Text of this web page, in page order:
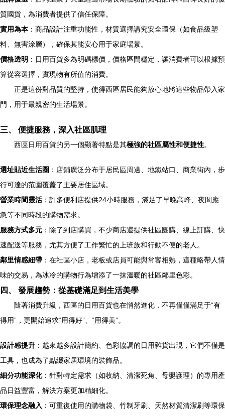
質國貨，為消費者提供了信任保障。
實用為本：商品設計注重功能性，材質選擇講究安全環保（如食品級塑
料、無害涂層），確保其能安心用于家庭場景。
價格透明 ：日用百貨多為明碼標價，價格區間穩定，讓消費者可以根據預
算從容選擇，實現物有所值的消費。
正是這份對品質的堅持，使得西區居民能夠放心地將這些物品帶入家
門，用于最親密的生活場景。
三、 便捷服務，深入社區肌理
西區日用百貨的另一個顯著特點是其極強的社區屬性和便捷性。
選址貼近生活圈 ：店鋪廣泛分布于居民區周邊、地鐵站口、商業街內，步
行可達的范圍覆蓋了主要居住區域。
營業時間靈活 ：許多便利店提供24小時服務，滿足了早晚高峰、夜間應
急等不同時段的購物需求。
服務方式多元 ：除了到店購買，不少商店還提供社區團購、線上訂購、快
速配送等服務，尤其方便了工作繁忙的上班族和行動不便的老人。
鄰里情感紐帶 ：在社區小店，老板或店員可能與常客相熟，這種略帶人情
味的交易，為冰冷的購物行為增添了一抹溫暖的社區鄰里色彩。
四、 發展趨勢：從基礎滿足到生活美學
隨著消費升級，西區的日用百貨也在悄然進化，不再僅僅滿足于“有
得用”，更開始追求“用得好”、“用得美”。
設計感提升 ：越來越多設計簡約、色彩協調的日用雜貨出現，它們不僅是
工具，也成為了點綴家居環境的裝飾品。
細分功能深化：針對特定需求（如收納、清潔死角、母嬰護理）的專用產
品日益豐富，解決方案更加精細化。
環保理念融入 ：可重復使用的購物袋、竹制牙刷、天然材質清潔刷等環保